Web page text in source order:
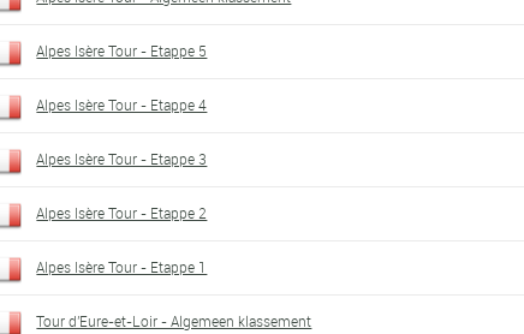
Alpes Isère Tour - Etappe 5
Alpes Isère Tour - Etappe 4
Alpes Isère Tour - Etappe 3
Alpes Isère Tour - Etappe 2
Alpes Isère Tour - Etappe 1
Tour d'Eure-et-Loir - Algemeen klassement